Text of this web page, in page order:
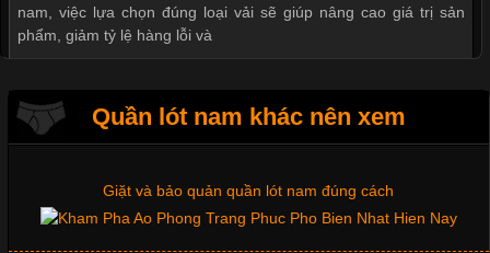
nam, việc lựa chọn đúng loại vải sẽ giúp nâng cao giá trị sản
phẩm, giảm tỷ lệ hàng lỗi và
Quần lót nam khác nên xem
Xu hướng thời trang trẻ và quần lót nam giá sỉ
Mẫu quần lót nam giá rẻ sốt hè 2017